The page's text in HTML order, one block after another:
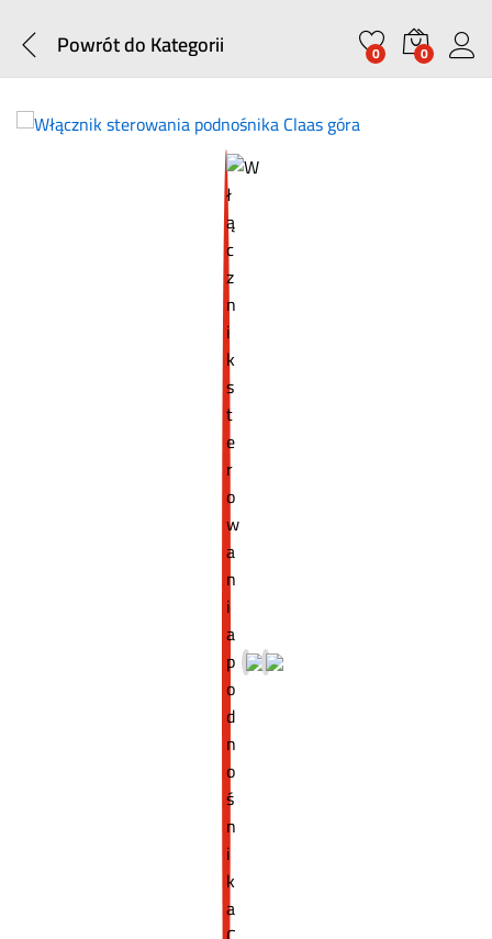
Powrót doKategorii 0 0